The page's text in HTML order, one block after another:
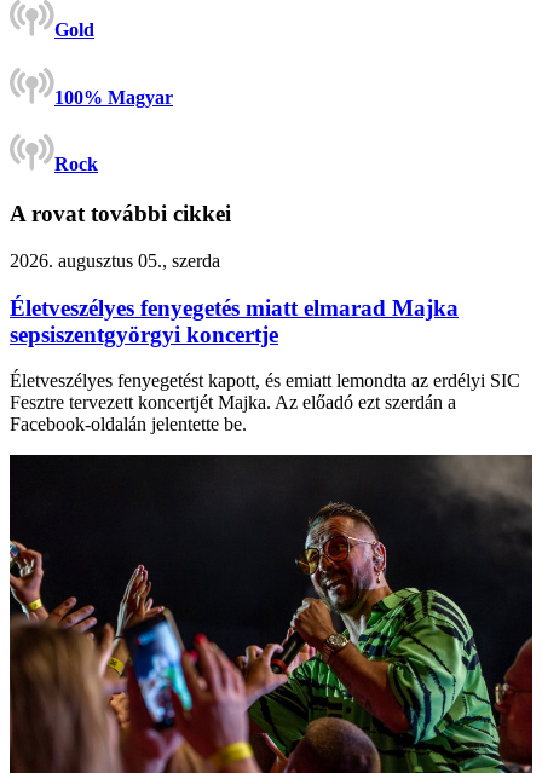
Gold
100% Magyar
Rock
A rovat további cikkei
2026. augusztus 05., szerda
Életveszélyes fenyegetés miatt elmarad Majka
sepsiszentgyörgyi koncertje
Életveszélyes fenyegetést kapott, és emiatt lemondta az erdélyi SIC
Fesztre tervezett koncertjét Majka. Az előadó ezt szerdán a
Facebook-oldalán jelentette be.